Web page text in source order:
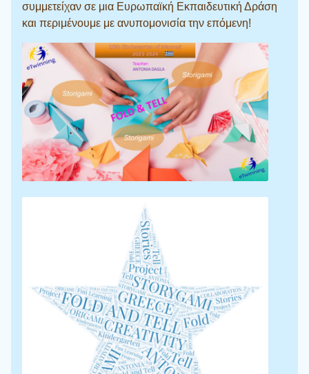
συμμετείχαν σε μια Ευρωπαϊκή Εκπαιδευτική Δράση
και περιμένουμε με ανυπομονισία την επόμενη!